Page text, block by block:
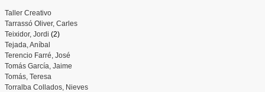
Taller Creativo
Tarrassó Oliver, Carles
Teixidor, Jordi (2)
Tejada, Aníbal
Terencio Farré, José
Tomás García, Jaime
Tomás, Teresa
Torralba Collados, Nieves